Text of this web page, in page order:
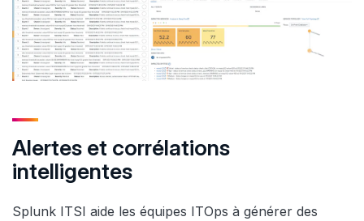
Alertes et corrélations
intelligentes
Splunk ITSI aide les équipes ITOps à générer des